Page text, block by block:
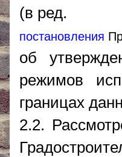
(в ред.
постановления
об
режимов
границах
2.2.